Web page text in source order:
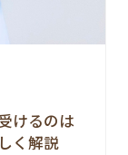
けるのは
く解説